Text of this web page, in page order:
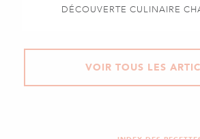
DÉCOUVERTE CULINAIRE
VOIR TOUS LES